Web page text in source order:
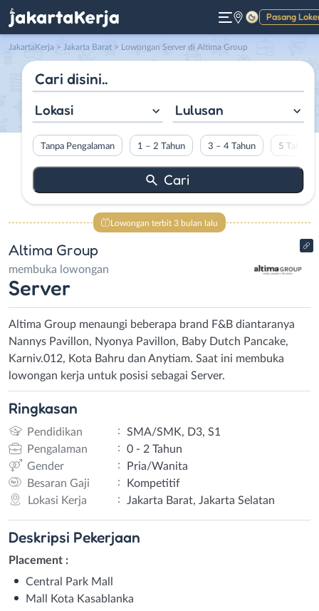
Pasang
Gelap
JakartaKerja > Jakarta Barat > Lowongan Server di Altima Group
Lokasi Lulusan
Tanpa Pengalaman 1 – 2 Tahun 3 – 4 Tahun 5 Tahun
Lowongan terbit 3 bulan lalu
Altima Group
membuka lowongan
Server
Altima Group menaungi beberapa brand F&B diantaranya
Nannys Pavillon, Nyonya Pavillon, Baby Dutch Pancake,
Karniv.012, Kota Bahru dan Anytiam. Saat ini membuka
lowongan kerja untuk posisi sebagai Server.
Ringkasan
Pendidikan :
SMA/SMK, D3, S1
Pengalaman
:
0 - 2 Tahun
Gender
:
Pria/Wanita
Besaran Gaji
:
Kompetitif
Lokasi Kerja
: Jakarta Barat, Jakarta Selatan
Deskripsi Pekerjaan
Placement :
Central Park Mall
Mall Kota Kasablanka